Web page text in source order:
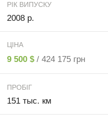
РІК ВИПУСКУ
2008 р.
ЦІНА
9 500 $ / 424 175 грн
ПРОБІГ
151 тыс. км